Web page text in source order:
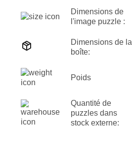
Dimensions de
l'image puzzle :
Dimensions de la
boîte:
Poids
Quantité de
puzzles dans
stock externe: